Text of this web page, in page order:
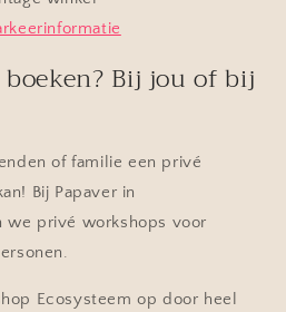
Bij jou of bij
of familie een privé
Bij Papaver in
we privé workshops voor
Ecosysteem op door heel